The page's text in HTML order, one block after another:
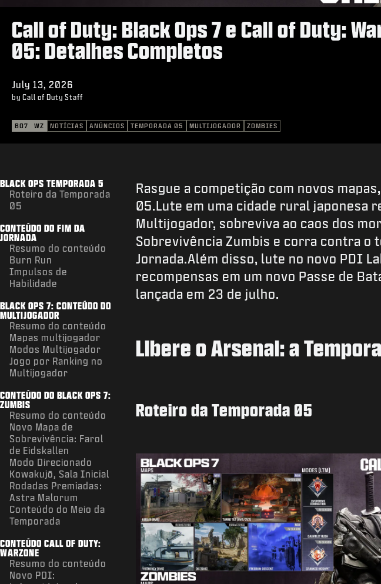
Call of Duty: Black Ops 7 e Call of Duty:
05: Detalhes Completos
July 13, 2026
by Call of Duty Staff
BO7 WZ NOTÍCIAS ANÚNCIOS TEMPORADA 05 MULTIJOGADOR ZOMBIES
BLACK OPS TEMPORADA 5
Roteiro da Temporada
05
CONTEÚDO DO FIM DA
JORNADA
Resumo do conteúdo
Burn Run
Impulsos de
Habilidade
BLACK OPS 7: CONTEÚDO DO
MULTIJOGADOR
Resumo do conteúdo
Mapas multijogador
Modos Multijogador
Jogo por Ranking no
Multijogador
CONTEÚDO DO BLACK OPS 7:
ZUMBIS
Resumo do conteúdo
Novo Mapa de
Sobrevivência: Farol
de Eidskallen
Modo Direcionado
Kowakujō, Sala Inicial
Rodadas Premiadas:
Astra Malorum
Conteúdo do Meio da
Temporada
CONTEÚDO CALL OF DUTY:
WARZONE
Resumo do conteúdo
Novo PDI:
Rasgue a competição com novos
05.Lute em uma cidade rural japonesa
Multijogador, sobreviva ao caos dos
Sobrevivência Zumbis e corra contra o
Jornada.Além disso, lute no novo PDI
recompensas em um novo Passe de
lançada em 23 de julho.
Libere o Arsenal: a
Roteiro da Temporada 05